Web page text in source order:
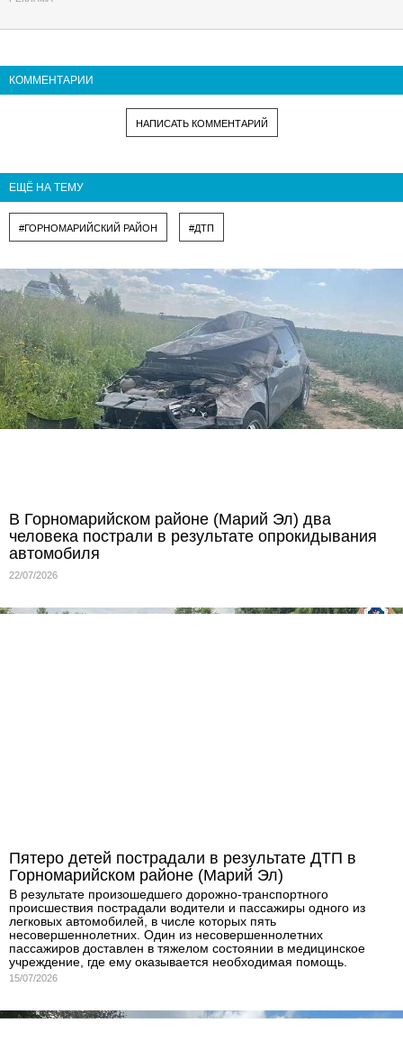
КОММЕНТАРИИ
НАПИСАТЬ КОММЕНТАРИЙ
ЕЩЁ НА ТЕМУ
#ГОРНОМАРИЙСКИЙ РАЙОН #ДТП
В Горномарийском районе (Марий Эл) два
человека пострали в результате опрокидывания
автомобиля
22/07/2026
Пятеро детей пострадали в результате ДТП в
Горномарийском районе (Марий Эл)
В результате произошедшего дорожно-транспортного
происшествия пострадали водители и пассажиры одного из
легковых автомобилей, в числе которых пять
несовершеннолетних. Один из несовершеннолетних
пассажиров доставлен в тяжелом состоянии в медицинское
учреждение, где ему оказывается необходимая помощь.
15/07/2026